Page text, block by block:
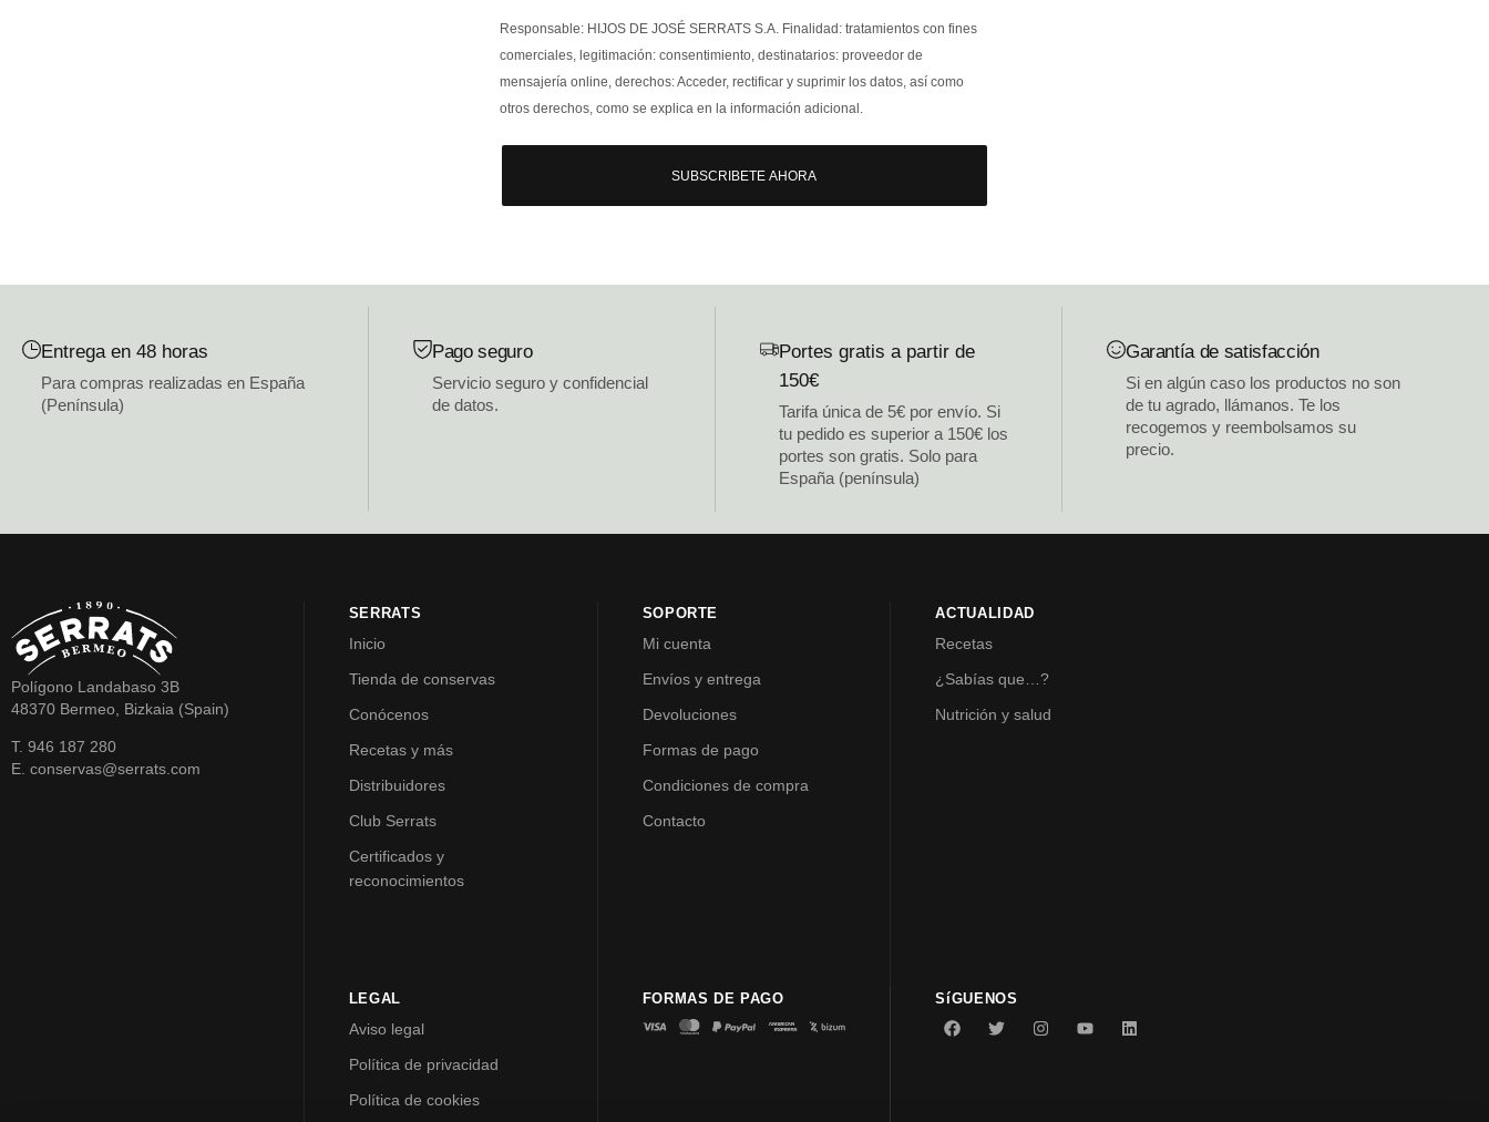
Responsable: HIJOS DE JOSÉ SERRATS S.A. Finalidad: tratamientos con fines
comerciales, legitimación: consentimiento, destinatarios: proveedor de
mensajería online, derechos: Acceder, rectificar y suprimir los datos, así como
otros derechos, como se explica en la información adicional.
SUBSCRIBETE AHORA
Entrega en 48 horas
Para compras realizadas en España
(Península)
Pago seguro
Servicio seguro y confidencial
de datos.
Portes gratis a partir de
150€
Tarifa única de 5€ por envío. Si
tu pedido es superior a 150€ los
portes son gratis. Solo para
España (península)
Garantía de satisfacción
Si en algún caso los productos no son
de tu agrado, llámanos. Te los
recogemos y reembolsamos su
precio.
Polígono Landabaso 3B
48370 Bermeo, Bizkaia (Spain)
T. 946 187 280
E. conservas@serrats.com
SERRATS
Inicio
Tienda de conservas
Conócenos
Recetas y más
Distribuidores
Club Serrats
Certificados y
reconocimientos
SOPORTE
Mi cuenta
Envíos y entrega
Devoluciones
Formas de pago
Condiciones de compra
Contacto
ACTUALIDAD
Recetas
¿Sabías que…?
Nutrición y salud
LEGAL
Aviso legal
Política de privacidad
Política de cookies
FORMAS DE PAGO SíGUENOS